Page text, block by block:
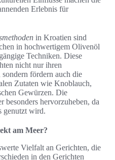
Erlebnis für
in Kroatien sind
in hochwertigem Olivenöl
Techniken. Diese
nicht nur ihren
fördern auch die
Zutaten wie Knoblauch,
Gewürzen. Die
hervorzuheben, da
genutzt wird.
am Meer?
Vielfalt an Gerichten, die
in den Gerichten